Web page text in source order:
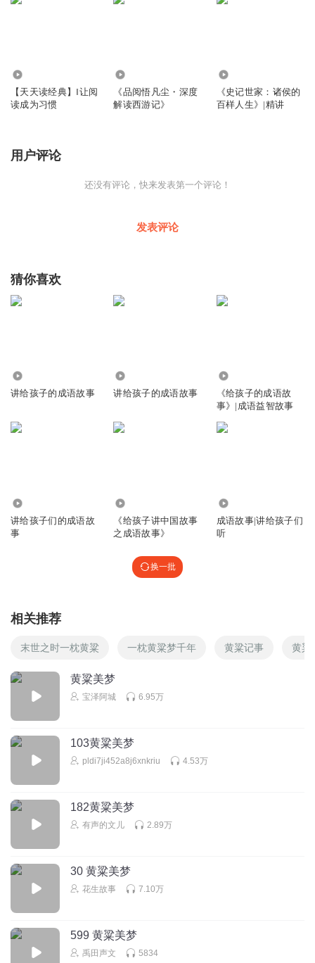
【天天读经典】‖让阅
读成为习惯
《品阅悟凡尘・深度
解读西游记》
《史记世家：诸侯的
百样人生》|精讲
用户评论
还没有评论，快来发表第一个评论！
发表评论
猜你喜欢
讲给孩子的成语故事 讲给孩子的成语故事
《给孩子的成语故
事》|成语益智故事
讲给孩子们的成语故
事
《给孩子讲中国故事
之成语故事》
成语故事|讲给孩子们
听
换一批
相关推荐
末世之时一枕黄粱 一枕黄粱梦千年 黄粱记事 黄粱
黄粱美梦
宝泽阿城 6.95万
103黄粱美梦
pldi7ji452a8j6xnkriu 4.53万
182黄粱美梦
有声的文儿 2.89万
30 黄粱美梦
花生故事 7.10万
599 黄粱美梦
禹田声文 5834